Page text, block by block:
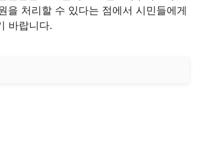
을 처리할 수 있다는 점에서 시민들에게
바랍니다.